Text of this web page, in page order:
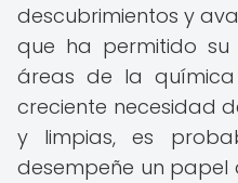
descubrimientos y
que ha permitido su
áreas de la
creciente necesidad
y limpias, es
desempeñe un